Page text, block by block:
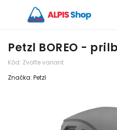
Petzl BOREO -
Kód: Zvoľte variant
Značka: Petzl